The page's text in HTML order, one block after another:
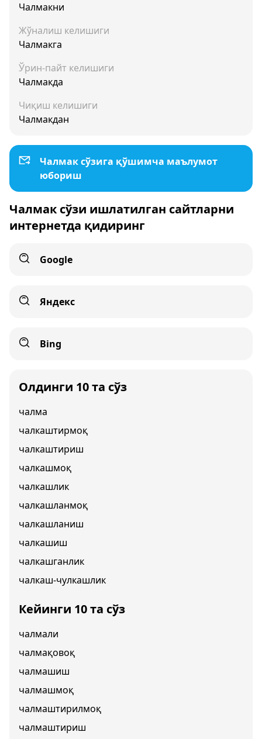
Чалмакни
Жўналиш келишиги
Чалмакга
Ўрин-пайт келишиги
Чалмакда
Чиқиш келишиги
Чалмакдан
Чалмак сўзига қўшимча маълумот
юбориш
Чалмак сўзи ишлатилган сайтларни
интернетда қидиринг
Google
Яндекс
Bing
Олдинги 10 та сўз
чалма
чалкаштирмоқ
чалкаштириш
чалкашмоқ
чалкашлик
чалкашланмоқ
чалкашланиш
чалкашиш
чалкашганлик
чалкаш-чулкашлик
Кейинги 10 та сўз
чалмали
чалмақовоқ
чалмашиш
чалмашмоқ
чалмаштирилмоқ
чалмаштириш